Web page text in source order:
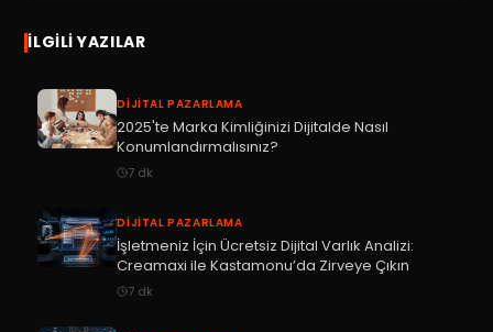
İLGILI YAZILAR
DIJITAL PAZARLAMA
2025'te Marka Kimliğinizi Dijitalde Nasıl
Konumlandırmalısınız?
7 dk
DIJITAL PAZARLAMA
İşletmeniz İçin Ücretsiz Dijital Varlık Analizi:
Creamaxi ile Kastamonu’da Zirveye Çıkın
7 dk